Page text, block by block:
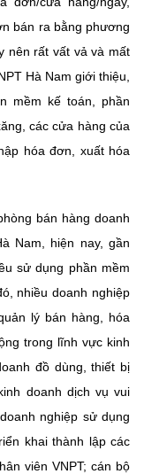
bán ra bằng phương
nên rất vất vả và mất
Hà Nam giới thiệu,
mềm kế toán, phần
các cửa hàng của
hóa đơn, xuất hóa
bán hàng doanh
Nam, hiện nay, gần
sử dụng phần mềm
nhiều doanh nghiệp
lý bán hàng, hóa
trong lĩnh vực kinh
đồ dùng, thiết bị
doanh dịch vụ vui
nghiệp sử dụng
khai thành lập các
viên VNPT; cán bộ